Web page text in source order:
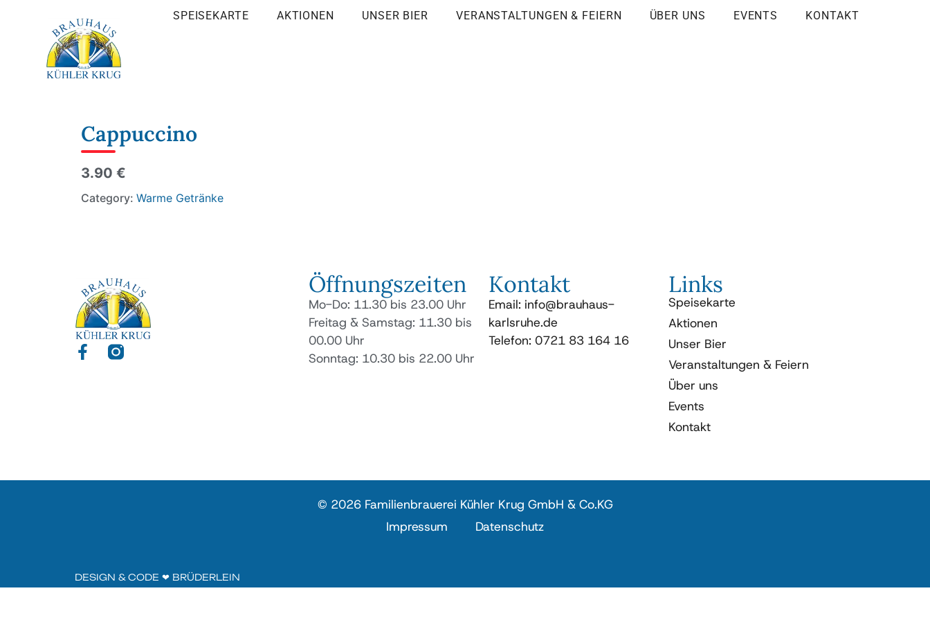
SPEISEKARTE AKTIONEN UNSER BIER VERANSTALTUNGEN & FEIERN ÜBER UNS EVENTS KONTAKT
Cappuccino
3.90 €
Category: Warme Getränke
Öffnungszeiten
Mo-Do: 11.30 bis 23.00 Uhr
Freitag & Samstag: 11.30 bis
00.00 Uhr
Sonntag: 10.30 bis 22.00 Uhr
Kontakt
Email: info@brauhaus-
karlsruhe.de
Telefon: 0721 83 164 16
Links
Speisekarte
Aktionen
Unser Bier
Veranstaltungen & Feiern
Über uns
Events
Kontakt
© 2026 Familienbrauerei Kühler Krug GmbH & Co.KG
Impressum
Datenschutz
DESIGN & CODE ❤︎ BRÜDERLEIN